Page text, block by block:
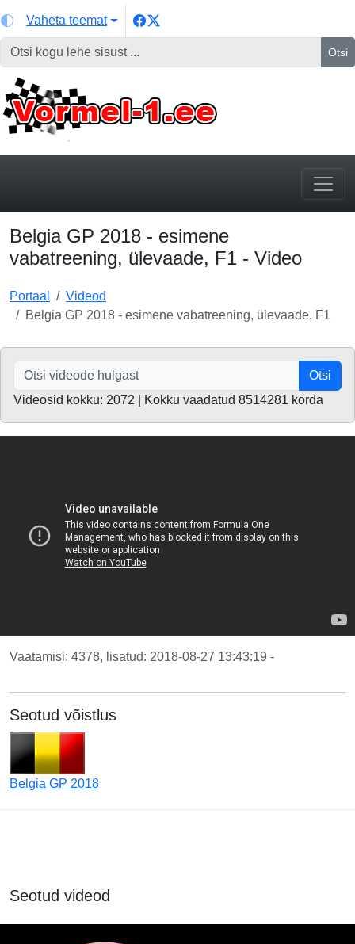
Vaheta teemat
Otsi
Belgia GP 2018 - esimene
vabatreening, ülevaade, F1 - Video
Portaal
Videod
Belgia GP 2018 - esimene vabatreening, ülevaade, F1
Otsi
Videosid kokku: 2072 | Kokku vaadatud 8514281 korda
Vaatamisi: 4378, lisatud: 2018-08-27 13:43:19 -
Seotud võistlus
Belgia GP 2018
Seotud videod